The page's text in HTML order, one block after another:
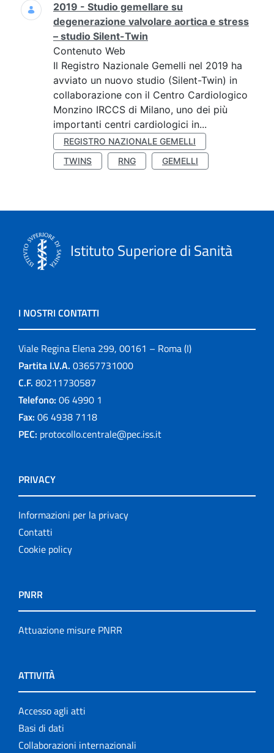
2019 - Studio gemellare su
degenerazione valvolare aortica e stress
– studio Silent-Twin
Contenuto Web
Il Registro Nazionale Gemelli nel 2019 ha
avviato un nuovo studio (Silent-Twin) in
collaborazione con il Centro Cardiologico
Monzino IRCCS di Milano, uno dei più
importanti centri cardiologici in...
REGISTRO NAZIONALE GEMELLI
TWINS
RNG GEMELLI
Istituto Superiore di Sanità
I NOSTRI CONTATTI
Viale Regina Elena 299, 00161 – Roma (I)
Partita I.V.A. 03657731000
C.F. 80211730587
Telefono: 06 4990 1
Fax: 06 4938 7118
PEC: protocollo.centrale@pec.iss.it
PRIVACY
Informazioni per la privacy
Contatti
Cookie policy
PNRR
Attuazione misure PNRR
ATTIVITÀ
Accesso agli atti
Basi di dati
Collaborazioni internazionali